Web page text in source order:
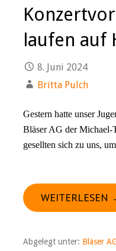
laufen auf
8. Juni 2024
Britta Pulch
Gestern hatte unser
Bläser AG der
gesellten sich zu uns,
WEITERLESEN
Abgelegt unter: Bläser